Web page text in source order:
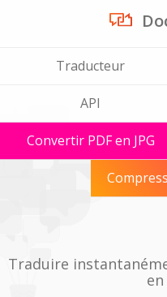
Traducteur
API
Convertir PDF en JPG
Traduire